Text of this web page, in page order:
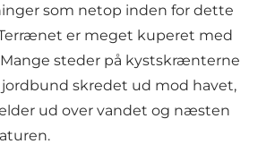
som netop inden for dette
er meget kuperet med
steder på kystskrænterne
skredet ud mod havet,
ud over vandet og næsten